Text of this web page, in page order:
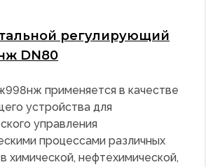
регулирующий
DN80
применяется в качестве
устройства для
управления
процессами различных
химической, нефтехимической,